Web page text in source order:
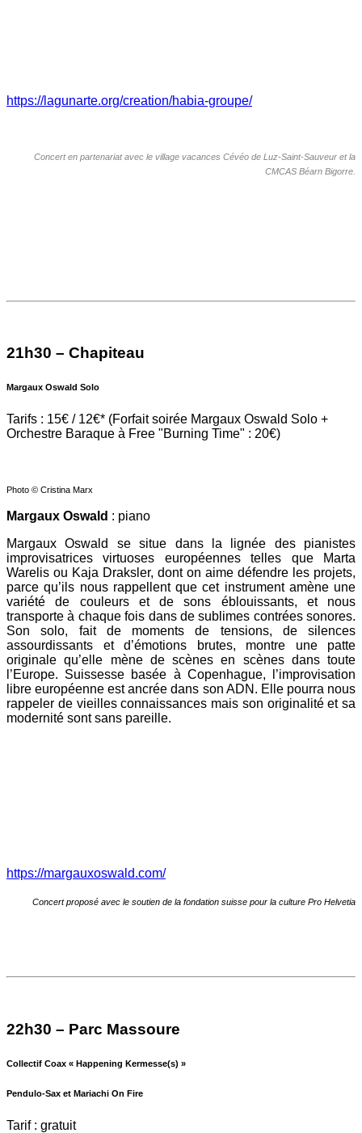
https://lagunarte.org/creation/habia-groupe/
Concert en partenariat avec le village vacances Cévéo de Luz-Saint-Sauveur et la
CMCAS Béarn Bigorre.
21h30 – Chapiteau
Margaux Oswald Solo
Tarifs : 15€ / 12€* (Forfait soirée Margaux Oswald Solo +
Orchestre Baraque à Free "Burning Time" : 20€)
Photo © Cristina Marx
Margaux Oswald : piano
Margaux Oswald se situe dans la lignée des pianistes
improvisatrices virtuoses européennes telles que Marta
Warelis ou Kaja Draksler, dont on aime défendre les projets,
parce qu’ils nous rappellent que cet instrument amène une
variété de couleurs et de sons éblouissants, et nous
transporte à chaque fois dans de sublimes contrées sonores.
Son solo, fait de moments de tensions, de silences
assourdissants et d’émotions brutes, montre une patte
originale qu’elle mène de scènes en scènes dans toute
l’Europe. Suissesse basée à Copenhague, l’improvisation
libre européenne est ancrée dans son ADN. Elle pourra nous
rappeler de vieilles connaissances mais son originalité et sa
modernité sont sans pareille.
https://margauxoswald.com/
Concert proposé avec le soutien de la fondation suisse pour la culture Pro Helvetia
22h30 – Parc Massoure
Collectif Coax « Happening Kermesse(s) »
Pendulo-Sax et Mariachi On Fire
Tarif : gratuit